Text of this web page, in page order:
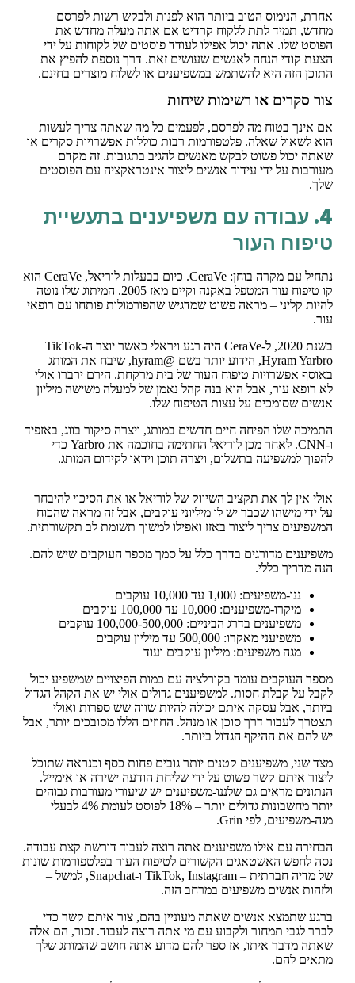
אחרת, הנימוס הטוב ביותר הוא לפנות ולבקש רשות לפרסם
מחדש, תמיד לתת ללקוח קרדיט אם אתה מעלה מחדש את
הפוסט שלו. אתה יכול אפילו לעודד פוסטים של לקוחות על ידי
הצעת קודי הנחה לאנשים שעושים זאת. דרך נוספת להפיץ את
התוכן הזה היא להשתמש במשפיענים או לשלוח מוצרים בחינם.
צור סקרים או רשימות שיחות
אם אינך בטוח מה לפרסם, לפעמים כל מה שאתה צריך לעשות
הוא לשאול שאלה. פלטפורמות רבות כוללות אפשרויות סקרים או
שאתה יכול פשוט לבקש מאנשים להגיב בתגובות. זה מקדם
מעורבות על ידי עידוד אנשים ליצור אינטראקציה עם הפוסטים
שלך.
4. עבודה עם משפיענים בתעשיית
טיפוח העור
נתחיל עם מקרה בוחן: CeraVe. כיום בבעלות לוריאל, CeraVe הוא
קו טיפוח עור המטפל באקנה וקיים מאז 2005. המיתוג שלו נוטה
להיות קליני – מראה פשוט שמדגיש שהפורמולות פותחו עם רופאי
עור.
בשנת 2020, ל-CeraVe היה רגע ויראלי כאשר יוצר ה-TikTok
Hyram Yarbro, הידוע יותר בשם @hyram, שיבח את המותג
באוסף אפשרויות טיפוח העור של בית מרקחת. הירם ירברו אולי
לא רופא עור, אבל הוא בנה קהל נאמן של למעלה משישה מיליון
אנשים שסומכים על עצות הטיפוח שלו.
התמיכה שלו הפיחה חיים חדשים במותג, ויצרה סיקור בווג, באזפיד
ו-CNN. לאחר מכן לוריאל החתימה בחוכמה את Yarbro כדי
להפוך למשפיעה בתשלום, ויצרה תוכן וידאו לקידום המותג.
אולי אין לך את תקציב השיווק של לוריאל או את הסיכוי להיבחר
על ידי מישהו שכבר יש לו מיליוני עוקבים, אבל זה מראה שהכוח
המשפיעים צריך ליצור באזז ואפילו למשוך תשומת לב תקשורתית.
משפיענים מדורגים בדרך כלל על סמך מספר העוקבים שיש להם.
הנה מדריך כללי.
ננו-משפיעים: 1,000 עד 10,000 עוקבים
מיקרו-משפיענים: 10,000 עד 100,000 עוקבים
משפיענים בדרג הביניים: 100,000-500,000 עוקבים
משפיעני מאקרו: 500,000 עד מיליון עוקבים
מגה משפיעים: מיליון עוקבים ועוד
מספר העוקבים עומד בקורלציה עם כמות הפיצויים שמשפיע יכול
לקבל על קבלת חסות. למשפיענים גדולים אולי יש את הקהל הגדול
ביותר, אבל עסקה איתם יכולה להיות שווה שש ספרות ואולי
תצטרך לעבור דרך סוכן או מנהל. החוזים הללו מסובכים יותר, אבל
יש להם את ההיקף הגדול ביותר.
מצד שני, משפיענים קטנים יותר גובים פחות כסף וכנראה שתוכל
ליצור איתם קשר פשוט על ידי שליחת הודעה ישירה או אימייל.
הנתונים מראים גם שלננו-משפיענים יש שיעורי מעורבות גבוהים
יותר מחשבונות גדולים יותר – 18% לפוסט לעומת 4% לבעלי
מגה-משפיעים, לפי Grin.
הבחירה עם אילו משפיענים אתה רוצה לעבוד דורשת קצת עבודה.
נסה לחפש האשטאגים הקשורים לטיפוח העור בפלטפורמות שונות
של מדיה חברתית – TikTok, Instagram ו-Snapchat, למשל –
ולזהות אנשים משפיעים במרחב הזה.
ברגע שתמצא אנשים שאתה מעוניין בהם, צור איתם קשר כדי
לברר לגבי תמחור ולקבוע עם מי אתה רוצה לעבוד. זכור, הם אלה
שאתה מדבר איתו, אז ספר להם מדוע אתה חושב שהמותג שלך
מתאים להם.